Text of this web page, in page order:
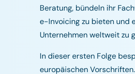
Beratung, bündeln ihr
e-Invoicing zu bieten und
Unternehmen weltweit zu
In dieser ersten Folge
europäischen Vorschriften.